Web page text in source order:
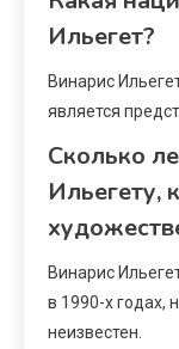
Ильегет?
Винарис
является
Сколько
Ильегету,
Винарис
в 1990-х годах,
неизвестен.